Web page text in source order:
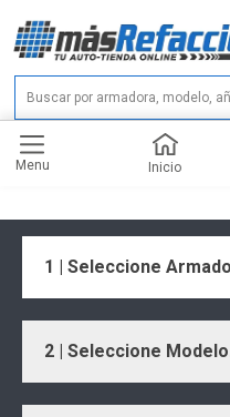
Menu Inicio
1 | Seleccione
2 | Seleccione